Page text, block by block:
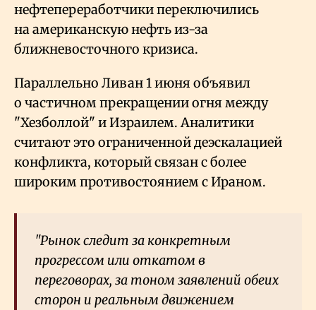
нефтепереработчики переключились
на американскую нефть из-за
ближневосточного кризиса.
Параллельно Ливан 1 июня объявил
о частичном прекращении огня между
"Хезболлой" и Израилем. Аналитики
считают это ограниченной деэскалацией
конфликта, который связан с более
широким противостоянием с Ираном.
"Рынок следит за конкретным
прогрессом или откатом в
переговорах, за тоном заявлений обеих
сторон и реальным движением